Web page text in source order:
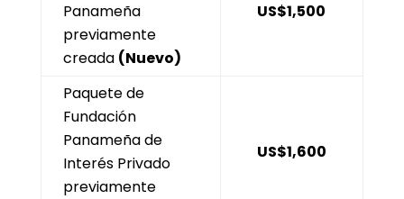
Panameña
previamente
creada (Nuevo)
US$1,500
Paquete de
Fundación
Panameña de
Interés Privado
previamente
US$1,600